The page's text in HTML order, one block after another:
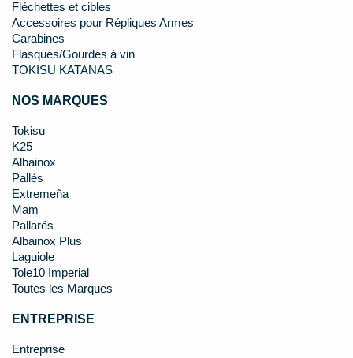
Fléchettes et cibles
Accessoires pour Répliques Armes
Carabines
Flasques/Gourdes à vin
TOKISU KATANAS
NOS MARQUES
Tokisu
K25
Albainox
Pallés
Extremeña
Mam
Pallarés
Albainox Plus
Laguiole
Tole10 Imperial
Toutes les Marques
ENTREPRISE
Entreprise